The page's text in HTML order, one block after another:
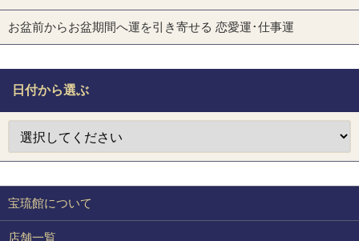
お盆前からお盆期間へ運を引き寄せる 恋愛運･仕事運
日付から選ぶ
宝琉館について
店舗一覧